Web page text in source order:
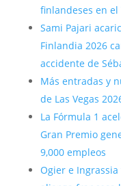
finlandeses en el
Sami Pajari
Finlandia 2026
accidente de
Más entradas y
de Las Vegas
La Fórmula 1
Gran Premio
9,000 empleos
Ogier e